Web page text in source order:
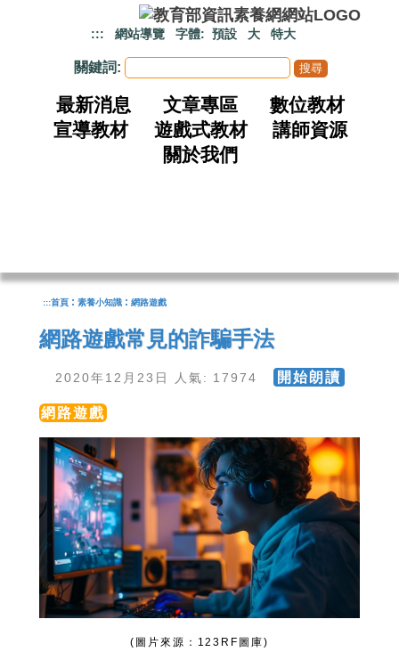
::: 網站導覽 字體: 預設 大 特大
關鍵詞:
最新消息 文章專區
數位教材
宣導教材
遊戲式教材
講師資源
關於我們
:::首頁 : 素養小知識 : 網路遊戲
網路遊戲常見的詐騙手法
2020年12月23日 人氣: 17974 開始朗讀
網路遊戲
(圖片來源：123RF圖庫)